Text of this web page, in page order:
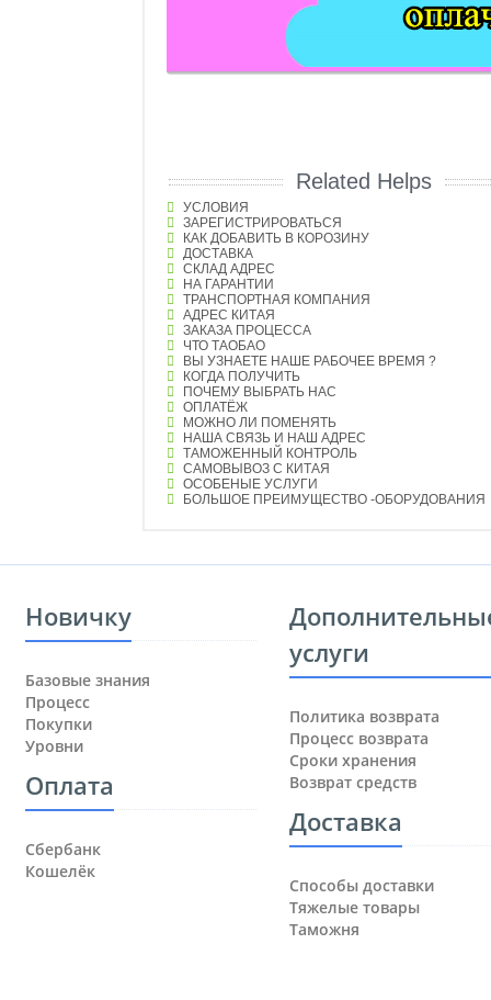
Related Helps
УСЛОВИЯ
ЗАРЕГИСТРИРОВАТЬСЯ
КАК ДОБАВИТЬ В КОРОЗИНУ
ДОСТАВКА
СКЛАД АДРЕС
НА ГАРАНТИИ
ТРАНСПОРТНАЯ КОМПАНИЯ
АДРЕС КИТАЯ
ЗАКАЗА ПРОЦЕССА
ЧТО ТАОБАО
ВЫ УЗНАЕТЕ НАШЕ РАБОЧЕЕ ВРЕМЯ ?
КОГДА ПОЛУЧИТЬ
ПОЧЕМУ ВЫБРАТЬ НАС
ОПЛАТЁЖ
МОЖНО ЛИ ПОМЕНЯТЬ
НАША СВЯЗЬ И НАШ АДРЕС
ТАМОЖЕННЫЙ КОНТРОЛЬ
САМОВЫВОЗ С КИТАЯ
ОСОБЕНЫЕ УСЛУГИ
БОЛЬШОЕ ПРЕИМУЩЕСТВО -ОБОРУДОВАНИЯ
Новичку
Базовые знания
Процесс
Покупки
Уровни
Оплата
Сбербанк
Кошелёк
услуги
Политика возврата
Процесс возврата
Сроки хранения
Возврат средств
Доставка
Способы доставки
Тяжелые товары
Таможня